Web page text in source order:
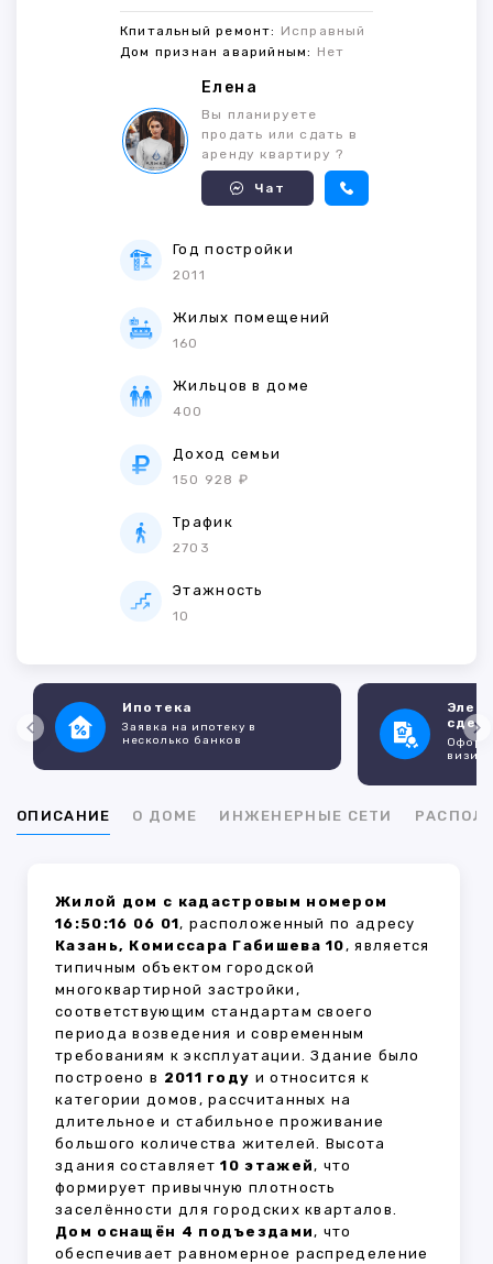
Кпитальный ремонт: Исправный
Дом признан аварийным: Нет
Елена
Вы планируете
продать или сдать в
аренду квартиру ?
Чат
Год постройки
2011
Жилых помещений
160
Жильцов в доме
400
Доход семьи
150 928 ₽
Трафик
2703
Этажность
10
Ипотека
Заявка на ипотеку в
несколько банков
ОПИСАНИЕ О ДОМЕ ИНЖЕНЕРНЫЕ СЕТИ
Жилой дом с кадастровым номером
16:50:16 06 01, расположенный по адресу
Казань, Комиссара Габишева 10, является
типичным объектом городской
многоквартирной застройки,
соответствующим стандартам своего
периода возведения и современным
требованиям к эксплуатации. Здание было
построено в 2011 году и относится к
категории домов, рассчитанных на
длительное и стабильное проживание
большого количества жителей. Высота
здания составляет10 этажей, что
формирует привычную плотность
заселённости для городских кварталов.
Дом оснащён 4 подъездами, что
обеспечивает равномерное распределение